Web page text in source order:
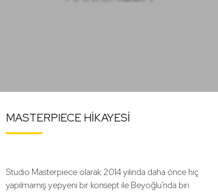
MASTERPIECE HİKAYESİ
Studio Masterpiece olarak 2014 yılında daha önce hiç
yapılmamış yepyeni bir konsept ile Beyoğlu'nda biri